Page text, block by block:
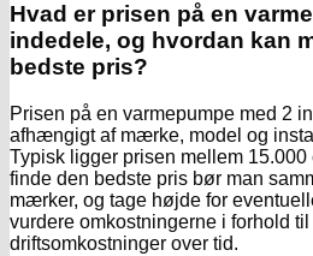
Hvad er prisen på en
indedele, og hvordan kan
bedste pris?
Prisen på en varmepumpe med 2
afhængigt af mærke, model og
Typisk ligger prisen mellem
finde den bedste pris bør man
mærker, og tage højde for
vurdere omkostningerne i forhold
driftsomkostninger over tid.